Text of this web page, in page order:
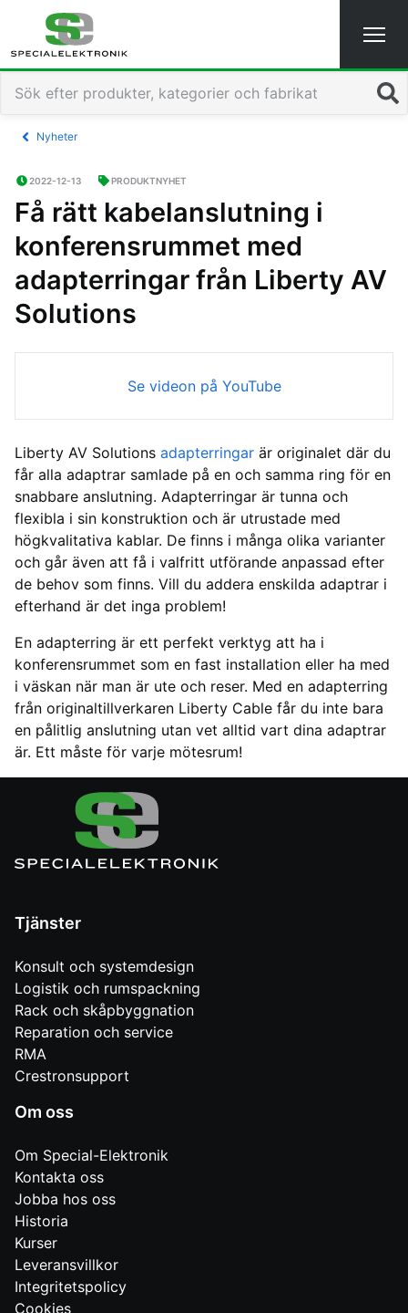
Sök
Nyheter
2022-12-13 PRODUKTNYHET
Få rätt kabelanslutning i
konferensrummet med
adapterringar från Liberty AV
Solutions
Se videon på YouTube
Liberty AV Solutions adapterringar är originalet där du
får alla adaptrar samlade på en och samma ring för en
snabbare anslutning. Adapterringar är tunna och
flexibla i sin konstruktion och är utrustade med
högkvalitativa kablar. De finns i många olika varianter
och går även att få i valfritt utförande anpassad efter
de behov som finns. Vill du addera enskilda adaptrar i
efterhand är det inga problem!
En adapterring är ett perfekt verktyg att ha i
konferensrummet som en fast installation eller ha med
i väskan när man är ute och reser. Med en adapterring
från originaltillverkaren Liberty Cable får du inte bara
en pålitlig anslutning utan vet alltid vart dina adaptrar
är. Ett måste för varje mötesrum!
Tjänster
Konsult och systemdesign
Logistik och rumspackning
Rack och skåpbyggnation
Reparation och service
RMA
Crestronsupport
Om oss
Om Special-Elektronik
Kontakta oss
Jobba hos oss
Historia
Kurser
Leveransvillkor
Integritetspolicy
Cookies